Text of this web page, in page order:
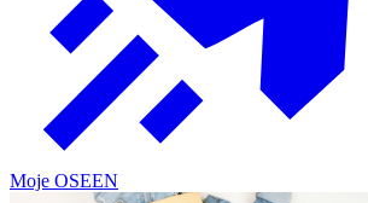
Moje OSEEN